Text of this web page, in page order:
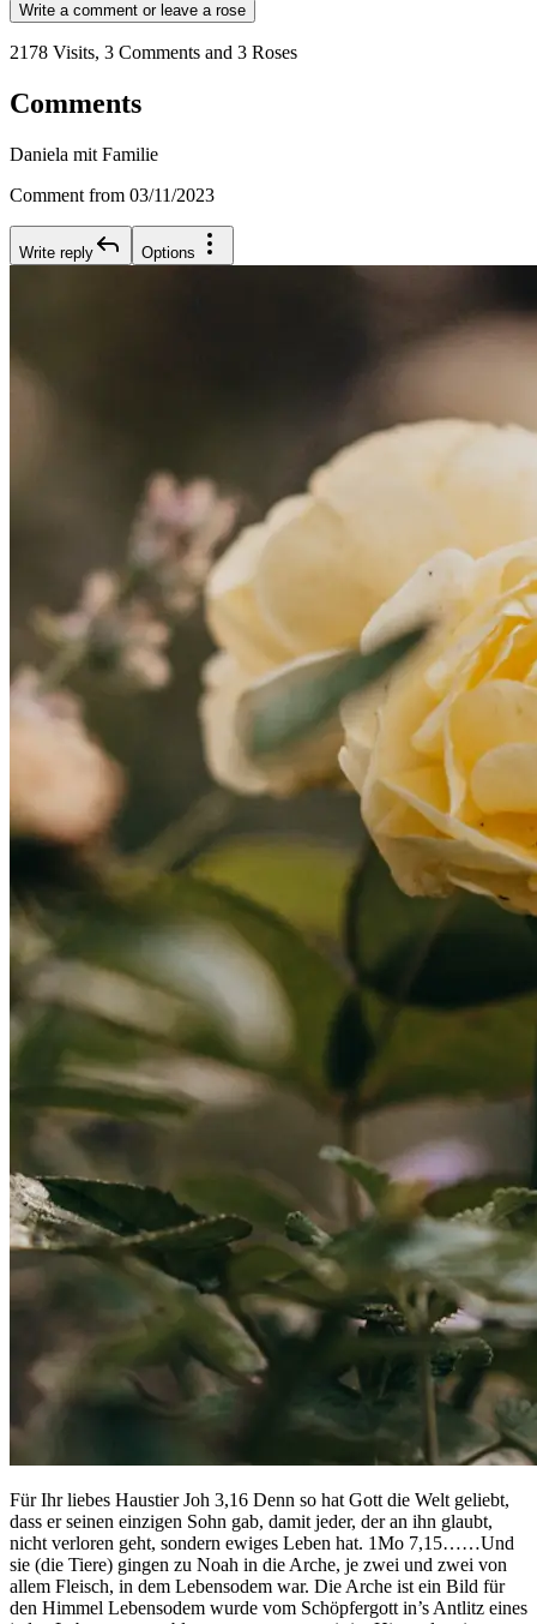
Write a comment or leave a rose
2178 Visits, 3 Comments and 3 Roses
Comments
Daniela mit Familie
Comment from 03/11/2023
Write reply Options
Für Ihr liebes Haustier Joh 3,16 Denn so hat Gott die Welt geliebt,
dass er seinen einzigen Sohn gab, damit jeder, der an ihn glaubt,
nicht verloren geht, sondern ewiges Leben hat. 1Mo 7,15……Und
sie (die Tiere) gingen zu Noah in die Arche, je zwei und zwei von
allem Fleisch, in dem Lebensodem war. Die Arche ist ein Bild für
den Himmel Lebensodem wurde vom Schöpfergott in’s Antlitz eines